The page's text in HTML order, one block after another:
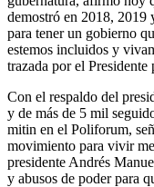
demostró en 2018, 2019
para tener un gobierno
estemos incluidos y
trazada por el Presidente
Con el respaldo del
y de más de 5 mil
mitin en el Poliforum,
movimiento para vivir
presidente Andrés
y abusos de poder para